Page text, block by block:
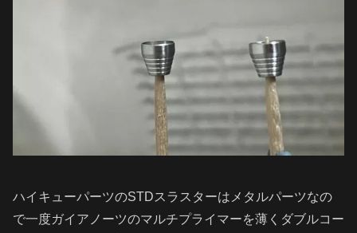
ハイキューパーツのSTDスラスターはメタルパーツなの
で一度ガイアノーツのマルチプライマーを薄くダブルコー